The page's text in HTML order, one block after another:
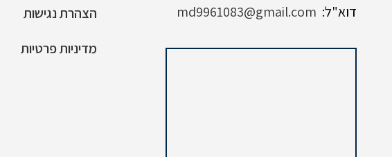
הצהרת נגישות
מדיניות פרטיות
דוא"ל: md9961083@gmail.com